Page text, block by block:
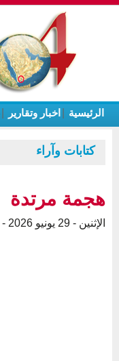
الرئيسية اخبار وتقارير
كتابات وآراء
هجمة مرتدة
الإثنين - 29 يونيو 2026 - الساعة 07:47 م